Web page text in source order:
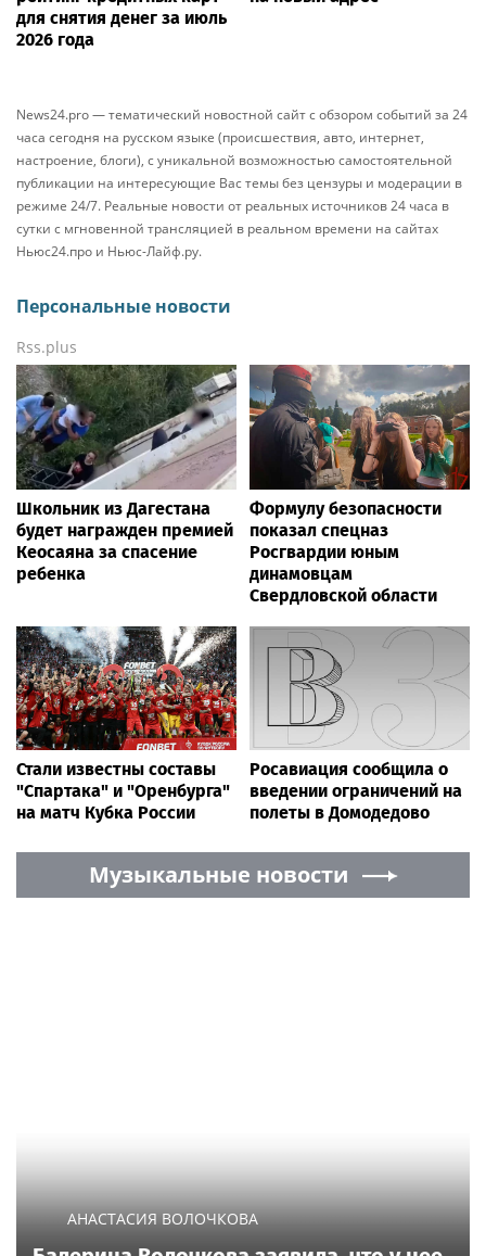
для снятия денег за июль
2026 года
News24.pro — тематический новостной сайт с обзором событий за 24
часа сегодня на русском языке (происшествия, авто, интернет,
настроение, блоги), с уникальной возможностью самостоятельной
публикации на интересующие Вас темы без цензуры и модерации в
режиме 24/7. Реальные новости от реальных источников 24 часа в
сутки с мгновенной трансляцией в реальном времени на сайтах
Ньюс24.про и Ньюс-Лайф.ру.
Персональные новости
Rss.plus
Школьник из Дагестана
будет награжден премией
Кеосаяна за спасение
ребенка
Формулу безопасности
показал спецназ
Росгвардии юным
динамовцам
Свердловской области
Стали известны составы
"Спартака" и "Оренбурга"
на матч Кубка России
Росавиация сообщила о
введении ограничений на
полеты в Домодедово
Музыкальные новости
АНАСТАСИЯ ВОЛОЧКОВА